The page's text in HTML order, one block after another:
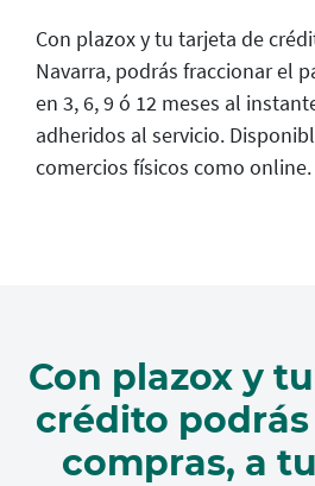
Con plazox y tu tarjeta de
Navarra, podrás fraccionar el
en 3, 6, 9 ó 12 meses al
adheridos al servicio.
comercios físicos como online.
Con plazox y
crédito
compras, a